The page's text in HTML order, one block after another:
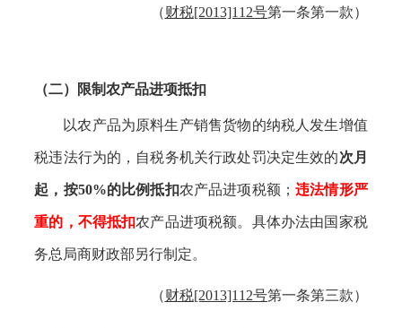
（财税[2013]112号第一条第一款）
（二）限制农产品进项抵扣
以农产品为原料生产销售货物的纳税人发生增值
税违法行为的，自税务机关行政处罚决定生效的次月
起，按50%的比例抵扣农产品进项税额； 违法情形严
重的，不得抵扣农产品进项税额。具体办法由国家税
务总局商财政部另行制定。
（财税[2013]112号第一条第三款）